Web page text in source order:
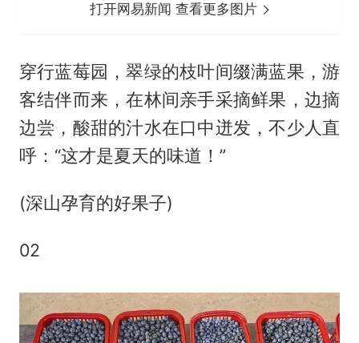
打开网易新闻 查看更多图片
穿行蓝莓园，翠绿的枝叶间缀满蓝果，游
客结伴而来，在林间亲手采摘鲜果，边摘
边尝，酸甜的汁水在口中迸发，不少人直
呼：“这才是夏天的味道！”
(深山孕育的好果子)
02